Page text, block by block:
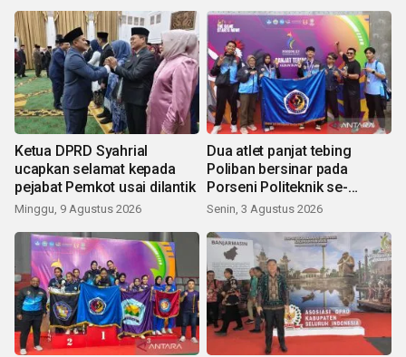
Ketua DPRD Syahrial
ucapkan selamat kepada
pejabat Pemkot usai dilantik
Minggu, 9 Agustus 2026
Dua atlet panjat tebing
Poliban bersinar pada
Porseni Politeknik se-
Indonesia 2026
Senin, 3 Agustus 2026